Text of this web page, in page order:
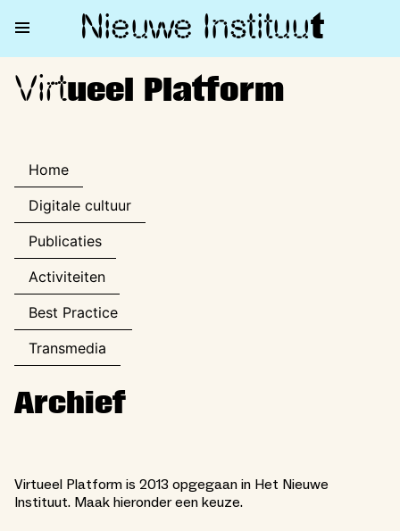
Nieuwe Instituut
Virtueel Platform
Virtueel Platform
Home
Digitale cultuur
Publicaties
Activiteiten
Best Practice
Transmedia
Archief
Virtueel Platform is 2013 opgegaan in Het Nieuwe
Instituut. Maak hieronder een keuze.